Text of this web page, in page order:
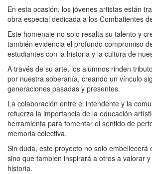
En esta ocasión, los jóvenes artistas están
obra especial dedicada a los Combatientes
Este homenaje no solo resalta su talento y
también evidencia el profundo compromiso
estudiantes con la historia y la cultura de
A través de su arte, los alumnos rinden
por nuestra soberanía, creando un vínculo
generaciones pasadas y presentes.
La colaboración entre el intendente y la
refuerza la importancia de la educación
herramienta para fomentar el sentido de
memoria colectiva.
Sin duda, este proyecto no solo embellecerá
sino que también inspirará a otros a valorar
historia.